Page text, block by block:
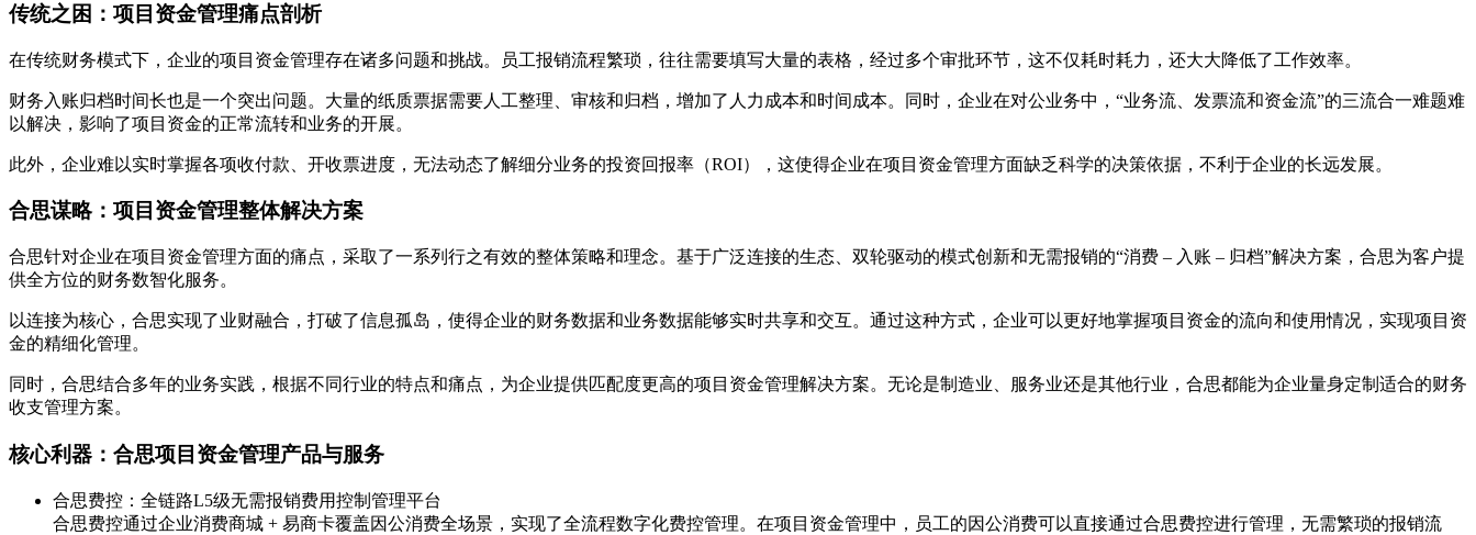
传统之困：项目资金管理痛点剖析
在传统财务模式下，企业的项目资金管理存在诸多问题和挑战。员工报销流程繁琐，往往需要填写大量的表格，经过多个审批环节，这不仅耗时耗力，还大大降低了工作效率。
财务入账归档时间长也是一个突出问题。大量的纸质票据需要人工整理、审核和归档，增加了人力成本和时间成本。同时，企业在对公业务中，“业务流、发票流和资金流”的三流合一难题难
以解决，影响了项目资金的正常流转和业务的开展。
此外，企业难以实时掌握各项收付款、开收票进度，无法动态了解细分业务的投资回报率（ROI），这使得企业在项目资金管理方面缺乏科学的决策依据，不利于企业的长远发展。
合思谋略：项目资金管理整体解决方案
合思针对企业在项目资金管理方面的痛点，采取了一系列行之有效的整体策略和理念。基于广泛连接的生态、双轮驱动的模式创新和无需报销的“消费 – 入账 – 归档”解决方案，合思为客户提
供全方位的财务数智化服务。
以连接为核心，合思实现了业财融合，打破了信息孤岛，使得企业的财务数据和业务数据能够实时共享和交互。通过这种方式，企业可以更好地掌握项目资金的流向和使用情况，实现项目资
金的精细化管理。
同时，合思结合多年的业务实践，根据不同行业的特点和痛点，为企业提供匹配度更高的项目资金管理解决方案。无论是制造业、服务业还是其他行业，合思都能为企业量身定制适合的财务
收支管理方案。
核心利器：合思项目资金管理产品与服务
合思费控：全链路L5级无需报销费用控制管理平台
合思费控通过企业消费商城 + 易商卡覆盖因公消费全场景，实现了全流程数字化费控管理。在项目资金管理中，员工的因公消费可以直接通过合思费控进行管理，无需繁琐的报销流